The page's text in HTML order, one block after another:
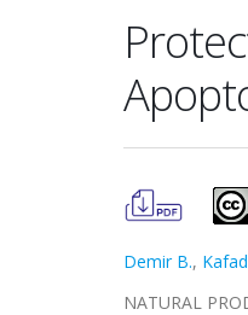
Demir B.,
NATURAL